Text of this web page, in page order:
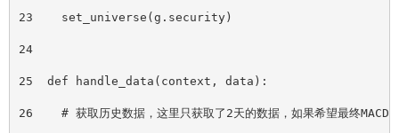
23    set_universe(g.security)
24
25  def handle_data(context, data):
26    # 获取历史数据，这里只获取了2天的数据，如果希望最终MACD